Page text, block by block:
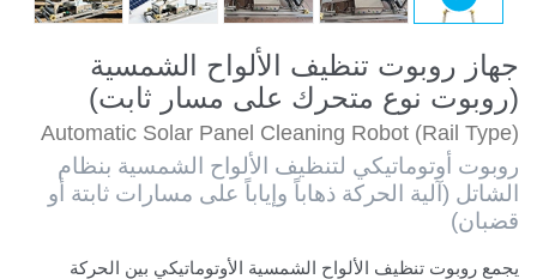
جهاز روبوت تنظيف الألواح الشمسية
(روبوت نوع متحرك على مسار ثابت)
Automatic Solar Panel Cleaning Robot (Rail Type)
روبوت أوتوماتيكي لتنظيف الألواح الشمسية بنظام
الشاتل (آلية الحركة ذهاباً وإياباً على مسارات ثابتة أو
قضبان)
يجمع روبوت تنظيف الألواح الشمسية الأوتوماتيكي بين الحركة